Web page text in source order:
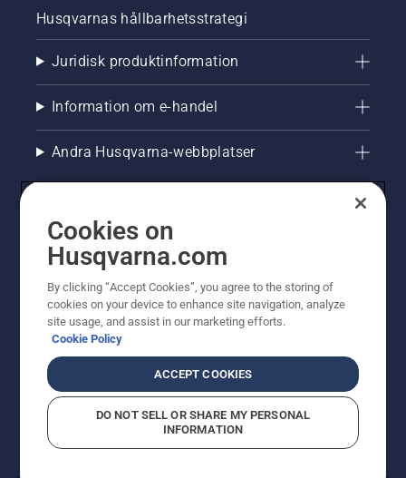
Husqvarnas hållbarhetsstrategi
Juridisk produktinformation
Information om e-handel
Andra Husqvarna-webbplatser
© Husqvarna AB (publ). All rights reserved. Priserna
som visas är rekommenderade cirkapriser. Alla angivna
priser är rekommenderade försäljningspriser (inkl.
moms) om inte produkten är tillgänglig för direkt köp.
CookiepolicyAnvändningsvillkor Sekretessmeddelande
Företagsinformation
Cookies on
Husqvarna.com
By clicking “Accept Cookies”, you agree to the storing of
cookies on your device to enhance site navigation, analyze
site usage, and assist in our marketing efforts.
Cookie Policy
ACCEPT COOKIES
DO NOT SELL OR SHARE MY PERSONAL
INFORMATION